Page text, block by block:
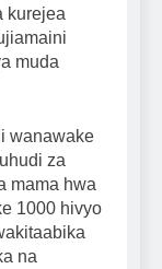
kurejea
muda
wanawake
za
mama hwa
1000 hivyo
na